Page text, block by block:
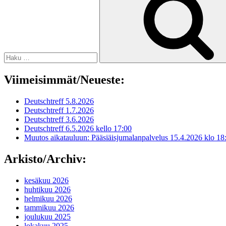
Viimeisimmät/Neueste:
Deutschtreff 5.8.2026
Deutschtreff 1.7.2026
Deutschtreff 3.6.2026
Deutschtreff 6.5.2026 kello 17:00
Muutos aikatauluun: Pääsiäisjumalanpalvelus 15.4.2026 klo
Arkisto/Archiv:
kesäkuu 2026
huhtikuu 2026
helmikuu 2026
tammikuu 2026
joulukuu 2025